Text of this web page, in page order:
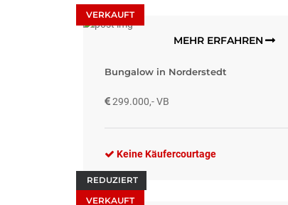
VERKAUFT
MEHR ERFAHREN
Bungalow in Norderstedt
299.000,- VB
Keine Käufercourtage
VERKAUFT
REDUZIERT